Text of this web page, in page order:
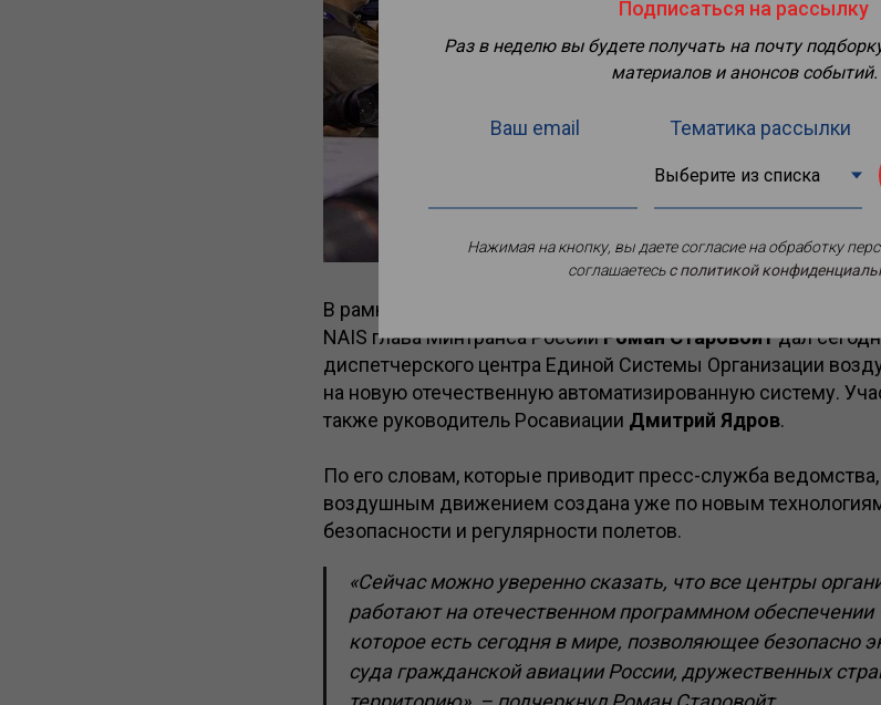
В рамках 12-ой Национальной выставки и форума
NAIS глава Минтранса РоссииРоман Старовойтдал
диспетчерского центра Единой Системы Организации
на новую отечественную автоматизированную систему.
также руководитель Росавиации Дмитрий Ядров.
По его словам, которые приводит пресс-служба
воздушным движением создана уже по новым
безопасности и регулярности полетов.
«Сейчас можно уверенно сказать, что все центры
работают на отечественном программном
которое есть сегодня в мире, позволяющее безопасно
суда гражданской авиации России, дружественных
Подписаться на рассылку
Раз в неделю вы будете получать на почту
материалов и анонсов событий.
Ваш email Тематика рассылки
Нажимая на кнопку, вы даете согласие на обработку
соглашаетесьc политикой